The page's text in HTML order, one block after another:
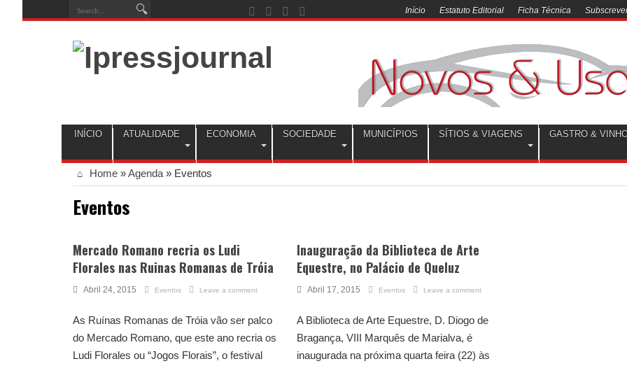
Início Estatuto Editorial Ficha Técnica
INÍCIO ATUALIDADE ECONOMIA SOCIEDADE MUNICÍPIOS SÍTIOS & VIAGENS GASTRO &
Home »Agenda » Eventos
Eventos
Mercado Romano recria os Ludi
Florales nas Ruinas Romanas de Tróia
Abril 24, 2015 Eventos Leave a comment
As Ruínas Romanas de Tróia vão ser palco
do Mercado Romano, que este ano recria os
Ludi Florales ou “Jogos Florais”, o festival
Inauguração da Biblioteca de Arte
Equestre, no Palácio de Queluz
Abril 17, 2015 Eventos Leave a comment
A Biblioteca de Arte Equestre, D. Diogo de
Bragança, VIII Marquês de Marialva, é
inaugurada na próxima quarta feira (22) às